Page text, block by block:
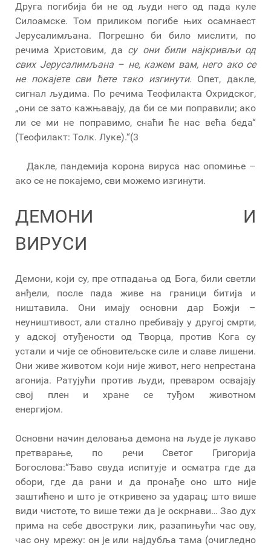
Друга погибија би не од људи него од пада куле
Силоамске. Том приликом погибе њих осамнаест
Јерусалимљана. Погрешно би било мислити, по
речима Христовим, да су они били најкривљи од
свих Јерусалимљана – не, кажем вам, него ако се
не покајете сви ћете тако изгинути. Опет, дакле,
сигнал људима. По речима Теофилакта Охридског,
„они се зато кажњавају, да би се ми поправили; ако
ли се ми не поправимо, снаћи ће нас већа беда“
(Теофилакт: Толк. Луке).“(3
Дакле, пандемија корона вируса нас опомиње –
ако се не покајемо, сви можемо изгинути.
ДЕМОНИ И
ВИРУСИ
Демони, који су, пре отпадања од Бога, били светли
анђели, после пада живе на граници битија и
ништавила. Они имају основни дар Божји –
неуништивост, али стално пребивају у другој смрти,
у адској отуђености од Творца, против Кога су
устали и чије се обновитељске силе и славе лишени.
Они живе животом који није живот, него непрестана
агонија. Ратујући против људи, преваром освајају
свој плен и хране се туђом животном
енергијом.
Основни начин деловања демона на људе је лукаво
претварање, по речи Светог Григорија
Богослова:“Ђаво свуда испитује и осматра где да
обори, где да рани и да пронађе оно што није
заштићено и што је откривено за ударац; што више
види чистоте, то више тежи да је оскрнави… Зао дух
прима на себе двоструки лик, разапињући час ову,
час ону мрежу: он је или најдубља тама (очигледно